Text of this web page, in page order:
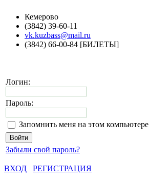
Кемерово
(3842) 39-60-11
vk.kuzbass@mail.ru
(3842) 66-00-84 [БИЛЕТЫ]
Логин:
Пароль:
Запомнить меня на этом компьютере
Забыли свой пароль?
ВХОД
РЕГИСТРАЦИЯ